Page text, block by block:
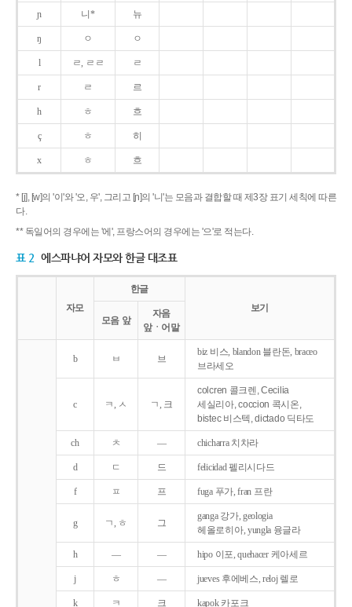
ɲ 니* 뉴
ŋ ㅇ ㅇ
l ㄹ, ㄹㄹ ㄹ
r ㄹ 르
h ㅎ 흐
ç ㅎ 히
x ㅎ 흐
* [j], [w]의 '이'와 '오, 우', 그리고 [ɲ]의 '니'는 모음과 결합할 때 제3장 표기 세칙에 따른
다.
** 독일어의 경우에는 '에', 프랑스어의 경우에는 '으'로 적는다.
표 2 에스파냐어 자모와 한글 대조표
자모
한글
보기
모음 앞
자음
앞ㆍ어말
b ㅂ 브
biz 비스, blandon 블란돈, braceo
브라세오
c ㅋ, ㅅ ㄱ, 크
colcren 콜크렌, Cecilia
세실리아, coccion 콕시온,
bistec 비스텍, dictado 딕타도
ch ㅊ ― chicharra 치차라
d ㄷ 드 felicidad 펠리시다드
f ㅍ 프 fuga 푸가, fran 프란
g ㄱ, ㅎ 그
ganga 강가, geologia
헤올로히아, yungla 융글라
h ― ― hipo 이포, quehacer 케아세르
j ㅎ ― jueves 후에베스, reloj 렐로
k ㅋ 크 kapok 카포크